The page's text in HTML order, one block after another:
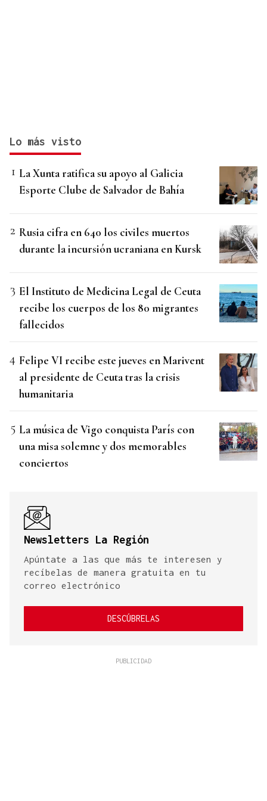
Lo más visto
La Xunta ratifica su apoyo al Galicia
Esporte Clube de Salvador de Bahía
Rusia cifra en 640 los civiles muertos
durante la incursión ucraniana en Kursk
El Instituto de Medicina Legal de Ceuta
recibe los cuerpos de los 80 migrantes
fallecidos
Felipe VI recibe este jueves en Marivent
al presidente de Ceuta tras la crisis
humanitaria
La música de Vigo conquista París con
una misa solemne y dos memorables
conciertos
Newsletters La Región
Apúntate a las que más te interesen y
recíbelas de manera gratuita en tu
correo electrónico
DESCÚBRELAS